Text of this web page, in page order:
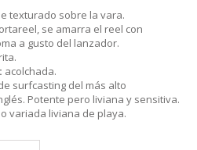
texturado sobre la vara.
se amarra el reel con
a gusto del lanzador.
acolchada.
surfcasting del más alto
Potente pero liviana y sensitiva.
variada liviana de playa.